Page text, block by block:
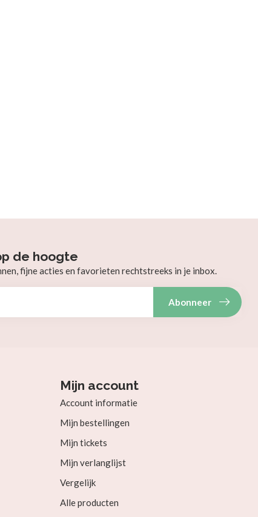
de hoogte
fijne acties en favorieten rechtstreeks in je inbox.
Abonneer
Mijn account
Account informatie
Mijn bestellingen
Mijn tickets
Mijn verlanglijst
Vergelijk
Alle producten